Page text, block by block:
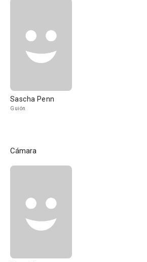
Sascha Penn
Guión
Cámara